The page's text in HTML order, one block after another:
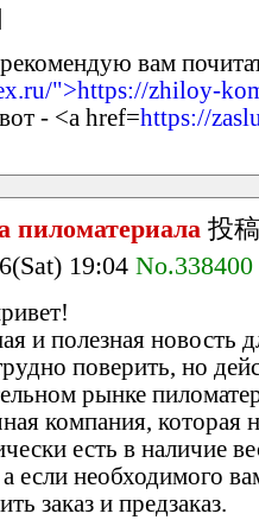
вам
">https://zhiloy-
- <a href=https://
пиломатериала 投
19:04 No.338400
и полезная новость
поверить, но
рынке
компания, которая
есть в наличие
если необходимого
заказ и предзаказ.